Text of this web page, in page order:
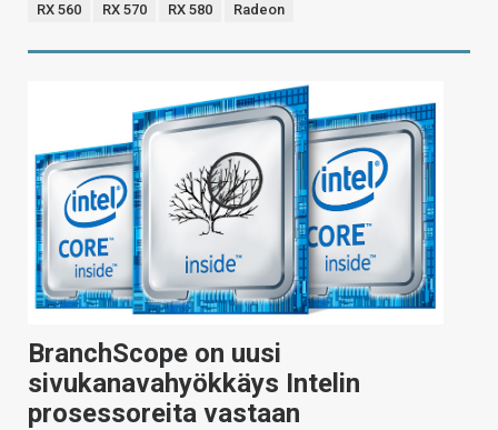
RX 560
RX 570 RX 580 Radeon
BranchScope on uusi
sivukanavahyökkäys Intelin
prosessoreita vastaan